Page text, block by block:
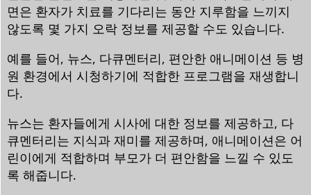
면은 환자가 치료를 기다리는 동안 지루함을 느끼지
않도록 몇 가지 오락 정보를 제공할 수도 있습니다.
예를 들어, 뉴스, 다큐멘터리, 편안한 애니메이션 등 병
원 환경에서 시청하기에 적합한 프로그램을 재생합니
다.
뉴스는 환자들에게 시사에 대한 정보를 제공하고, 다
큐멘터리는 지식과 재미를 제공하며, 애니메이션은 어
린이에게 적합하며 부모가 더 편안함을 느낄 수 있도
록 해줍니다.